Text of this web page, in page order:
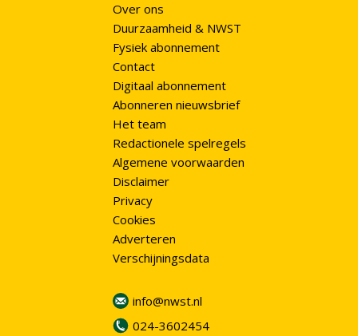
Over ons
Duurzaamheid & NWST
Fysiek abonnement
Contact
Digitaal abonnement
Abonneren nieuwsbrief
Het team
Redactionele spelregels
Algemene voorwaarden
Disclaimer
Privacy
Cookies
Adverteren
Verschijningsdata
info@nwst.nl
024-3602454